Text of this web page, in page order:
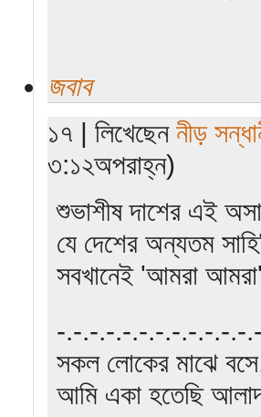
জবাব
১৭ | লিখেছেন নীড়
৩:১২অপরাহ্ন)
শুভাশীষ দাশের এই
যে দেশের অন্যতম
সবখানেই 'আমরা
‍‌-.-.-.-.-.-.-.-.-.-.-.-
সকল লোকের মাঝে
আমি একা হতেছি